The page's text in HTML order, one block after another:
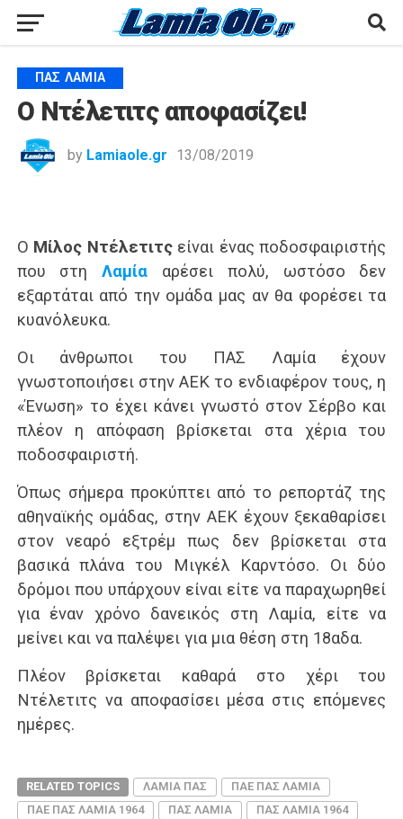
ΠΑΣ ΛΑΜΊΑ
Ο Ντέλετιτς αποφασίζει!
by Lamiaole.gr 13/08/2019
Ο Μίλος Ντέλετιτςείναι ένας ποδοσφαιριστής
που στηΛαμία αρέσει πολύ, ωστόσο δεν
εξαρτάται από την ομάδα μας αν θα φορέσει τα
κυανόλευκα.
Οι άνθρωποι του ΠΑΣ Λαμία έχουν
γνωστοποιήσει στην ΑΕΚ το ενδιαφέρον τους, η
«Ένωση» το έχει κάνει γνωστό στον Σέρβο και
πλέον η απόφαση βρίσκεται στα χέρια του
ποδοσφαιριστή.
Όπως σήμερα προκύπτει από το ρεπορτάζ της
αθηναϊκής ομάδας, στην ΑΕΚ έχουν ξεκαθαρίσει
στον νεαρό εξτρέμ πως δεν βρίσκεται στα
βασικά πλάνα του Μιγκέλ Καρντόσο. Οι δύο
δρόμοι που υπάρχουν είναι είτε να παραχωρηθεί
για έναν χρόνο δανεικός στη Λαμία, είτε να
μείνει και να παλέψει για μια θέση στη 18αδα.
Πλέον βρίσκεται καθαρά στο χέρι του
Ντέλετιτς να αποφασίσει μέσα στις επόμενες
ημέρες.
RELATED TOPICS ΛΑΜΙΑ ΠΑΣ
ΠΑΕ ΠΑΣ ΛΑΜΙΑ
ΠΑΕ ΠΑΣ ΛΑΜΙΑ 1964
ΠΑΣ ΛΑΜΙΑ
ΠΑΣ ΛΑΜΙΑ 1964